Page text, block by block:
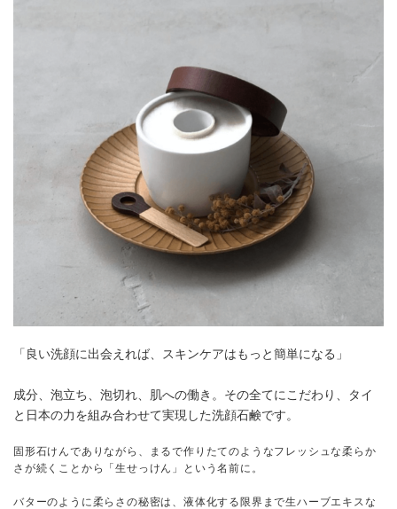
「良い洗顔に出会えれば、スキンケアはもっと簡単になる」
成分、泡立ち、泡切れ、肌への働き。その全てにこだわり、タイ
と日本の力を組み合わせて実現した洗顔石鹸です。
固形石けんでありながら、まるで作りたてのようなフレッシュな柔らか
さが続くことから「生せっけん」という名前に。
バターのように柔らさの秘密は、液体化する限界まで生ハーブエキスな